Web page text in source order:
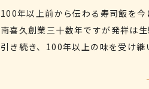
100年以上前から伝わる寿司飯を
南喜久創業三十数年ですが発祥は
引き続き、100年以上の味を受け継